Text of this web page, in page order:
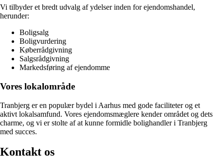
Vi tilbyder et bredt udvalg af ydelser inden for ejendomshandel,
herunder:
Boligsalg
Boligvurdering
Køberrådgivning
Salgsrådgivning
Markedsføring af ejendomme
Vores lokalområde
Tranbjerg er en populær bydel i Aarhus med gode faciliteter og et
aktivt lokalsamfund. Vores ejendomsmæglere kender området og dets
charme, og vi er stolte af at kunne formidle bolighandler i Tranbjerg
med succes.
Kontakt os